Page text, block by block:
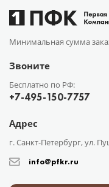
Минимальная сумма
Звоните
Бесплатно по РФ:
+7-495-150-7757
Адрес
г. Санкт-Петербург, ул.
info@pfkr.ru